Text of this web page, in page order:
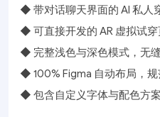
◆ 带对话聊天界面的 AI 私人
◆ 可直接开发的 AR 虚拟试穿
◆ 完整浅色与深色模式，无
◆ 100% Figma 自动布局，
◆ 包含自定义字体与配色方